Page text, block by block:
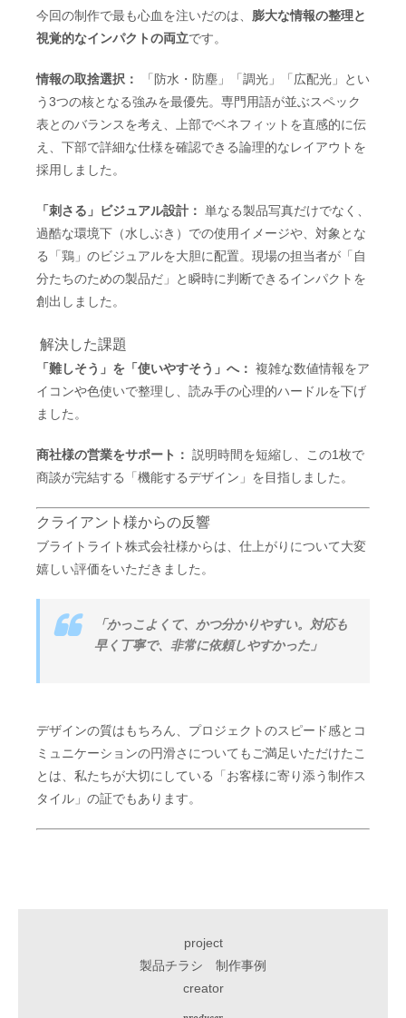
今回の制作で最も心血を注いだのは、 膨大な情報の整理と
視覚的なインパクトの両立です。
情報の取捨選択：
「防水・防塵」「調光」「広配光」とい
う3つの核となる強みを最優先。専門用語が並ぶスペック
表とのバランスを考え、上部でベネフィットを直感的に伝
え、下部で詳細な仕様を確認できる論理的なレイアウトを
採用しました。
「刺さる」ビジュアル設計： 単なる製品写真だけでなく、
過酷な環境下（水しぶき）での使用イメージや、対象とな
る「鶏」のビジュアルを大胆に配置。現場の担当者が「自
分たちのための製品だ」と瞬時に判断できるインパクトを
創出しました。
解決した課題
「難しそう」を「使いやすそう」へ： 複雑な数値情報をア
イコンや色使いで整理し、読み手の心理的ハードルを下げ
ました。
商社様の営業をサポート： 説明時間を短縮し、この1枚で
商談が完結する「機能するデザイン」を目指しました。
クライアント様からの反響
ブライトライト株式会社様からは、仕上がりについて大変
嬉しい評価をいただきました。
「かっこよくて、かつ分かりやすい。対応も
早く丁寧で、非常に依頼しやすかった」
デザインの質はもちろん、プロジェクトのスピード感とコ
ミュニケーションの円滑さについてもご満足いただけたこ
とは、私たちが大切にしている「お客様に寄り添う制作ス
タイル」の証でもあります。
project
製品チラシ 制作事例
creator